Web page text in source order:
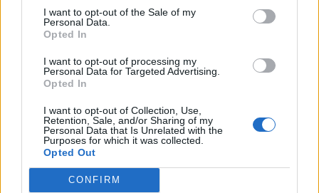
I want to opt-out of the Sale of my
Personal Data.
Opted In
I want to opt-out of processing my
Personal Data for Targeted Advertising.
Opted In
I want to opt-out of Collection, Use,
Retention, Sale, and/or Sharing of my
Personal Data that Is Unrelated with the
Purposes for which it was collected.
Opted Out
CONFIRM
Temporali e vento, allerta gialla
anche nell’Alto Milanese fino alla
mattina di sabato 8 luglio